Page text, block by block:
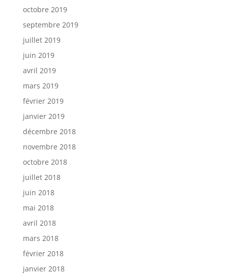
octobre 2019
septembre 2019
juillet 2019
juin 2019
avril 2019
mars 2019
février 2019
janvier 2019
décembre 2018
novembre 2018
octobre 2018
juillet 2018
juin 2018
mai 2018
avril 2018
mars 2018
février 2018
janvier 2018